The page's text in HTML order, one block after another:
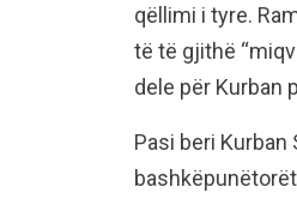
qëllimi i tyre.
të të gjithë
dele për Kurban
Pasi beri